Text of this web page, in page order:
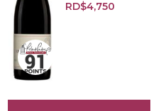
RD$4,750